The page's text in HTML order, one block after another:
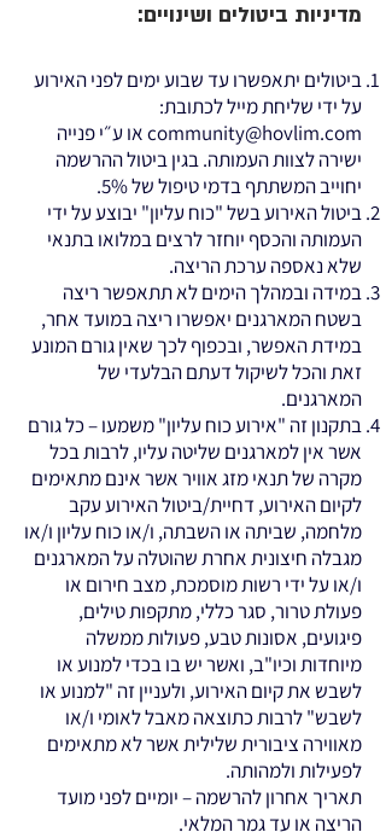
מדיניות ביטולים ושינויים:
ביטולים יתאפשרו עד שבוע ימים לפני האירוע
על ידי שליחת מייל לכתובת:
community@hovlim.comאו ע״י פנייה
ישירה לצוות העמותה.‏ בגין ביטול ההרשמה
יחוייב המשתתף בדמי טיפול של 5%.
ביטול האירוע בשל "כוח עליון" יבוצע על ידי
העמותה והכסף יוחזר לרצים במלואו בתנאי
שלא נאספה ערכת הריצה.
במידה ובמהלך הימים לא תתאפשר ריצה
בשטח המארגנים יאפשרו ריצה במועד אחר,
במידת האפשר, ובכפוף לכך שאין גורם המונע
זאת והכל לשיקול דעתם הבלעדי של
המארגנים.
בתקנון זה "אירוע כוח עליון" משמעו – כל גורם
אשר אין למארגנים שליטה עליו, לרבות בכל
מקרה של תנאי מזג אוויר אשר אינם מתאימים
לקיום האירוע, דחיית/ביטול האירוע עקב
מלחמה, שביתה או השבתה, ו/או כוח עליון ו/או
מגבלה חיצונית אחרת שהוטלה על המארגנים
ו/או על ידי רשות מוסמכת, מצב חירום או
פעולת טרור, סגר כללי, מתקפות טילים,
פיגועים, אסונות טבע, פעולות ממשלה
מיוחדות וכיו"ב, ואשר יש בו בכדי למנוע או
לשבש את קיום האירוע, ולעניין זה "למנוע או
לשבש" לרבות כתוצאה מאבל לאומי ו/או
מאווירה ציבורית שלילית אשר לא מתאימים
לפעילות ולמהותה.
תאריך אחרון להרשמה – יומיים לפני מועד
הריצה או עד גמר המלאי.